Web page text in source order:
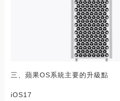
三、蘋果OS系統主要的升級點
iOS17